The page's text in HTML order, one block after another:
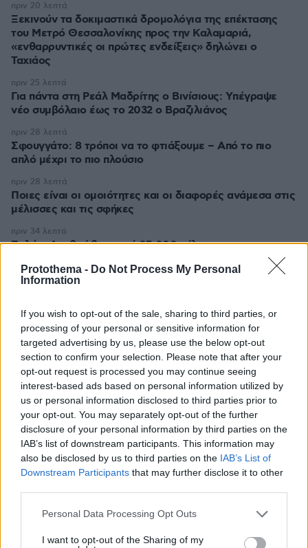
Protothema - Do Not Process My Personal
Information
If you wish to opt-out of the sale, sharing to third parties, or
processing of your personal or sensitive information for
targeted advertising by us, please use the below opt-out
section to confirm your selection. Please note that after your
opt-out request is processed you may continue seeing
interest-based ads based on personal information utilized by
us or personal information disclosed to third parties prior to
your opt-out. You may separately opt-out of the further
disclosure of your personal information by third parties on the
IAB’s list of downstream participants. This information may
also be disclosed by us to third parties on the IAB’s List of
Downstream Participants that may further disclose it to other
Please note that this website/app uses one or more Google
not limited to your visit or usage behaviour. You may click to
Personal Data Processing Opt Outs
I want to opt-out of the Sharing of my
Ξεκινούν τα δοκιμαστικά δρομολόγια της επέκτασης
του Μετρό Θεσσαλονίκης προς την Καλαμαριά,
«ενθαρρυντικές οι πρώτες ενδείξεις» δηλώνει ο
Ταχιάος
πριν 20 λεπτά
Για πάντα στη Ρεάλ Μαδρίτης ο Βινίσιους: Yπέγραψε
νέο συμβόλαιο έως το 2032 ο Βραζιλιάνος
πριν 25 λεπτά
Σφουγγάτο: 8 τρόποι να το φτιάξουμε – Από το πιο
απλό μέχρι το πιο πλούσιο
πριν 28 λεπτά
Ποιες είναι οι ομοιότητες και οι διαφορές ανάμεσα στις
μέλισσες και τις σφήκες
πριν 28 λεπτά
Σαλάχ: Αποθεώθηκε από 25.000 φίλους της
φωτογραφίες
πριν 34 λεπτά
ΔΕΙΤΕ ΟΛΕΣ ΤΙΣ ΕΙΔΗΣΕΙΣ
ΤΑ ΠΙΟ ΔΗΜΟΦΙΛΗ